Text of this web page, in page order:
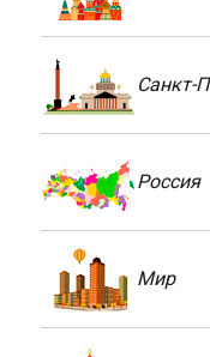
Санкт-
Россия
Мир